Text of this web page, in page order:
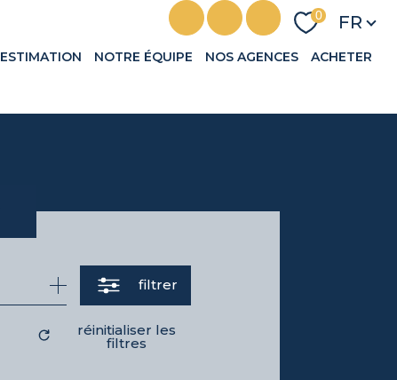
0 FR
ESTIMATION NOTRE ÉQUIPE NOS AGENCES ACHETER
filtrer
réinitialiser les
filtres